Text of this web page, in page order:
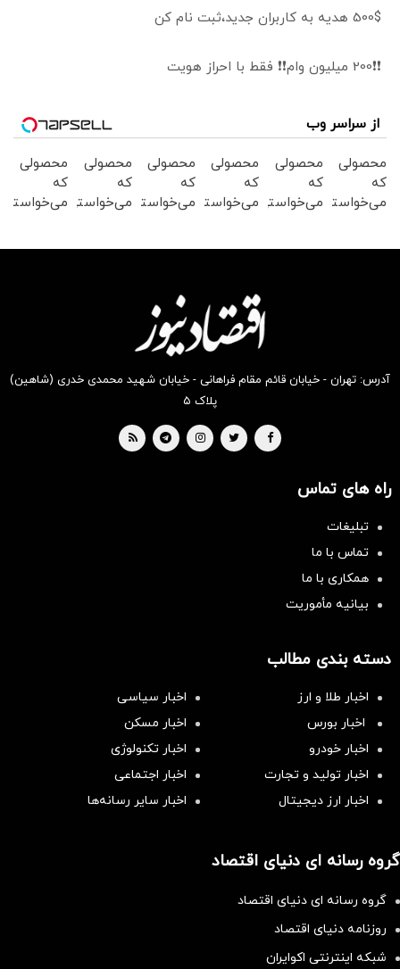
500$ هدیه به کاربران جدید،ثبت نام کن
❗❗200 میلیون وام❗❗ فقط با احراز هویت
از سراسر وب
محصولی
که
می‌خواستی
محصولی
که
می‌خواستی
محصولی
که
می‌خواستی
بخر !
محصولی
که
می‌خواستی
بخر !
محصولی
که
می‌خواستی
محصولی
که
می‌خواستی
آدرس: تهران - خیابان قائم مقام فراهانی - خیابان شهید محمدی خدری (شاهین)
پلاک ۵
راه های تماس
تبلیغات
تماس با ما
همکاری با ما
بیانیه مأموریت
دسته بندی مطالب
اخبار طلا و ارز
اخبار سیاسی
اخبار بورس
اخبار مسکن
اخبار خودرو
اخبار تکنولوژی
اخبار تولید و تجارت
اخبار اجتماعی
اخبار ارز دیجیتال
اخبار سایر رسانه‌‌ها
گروه رسانه ای دنیای اقتصاد
گروه رسانه ای دنیای اقتصاد
روزنامه دنیای اقتصاد
شبکه اینترنتی اکوایران